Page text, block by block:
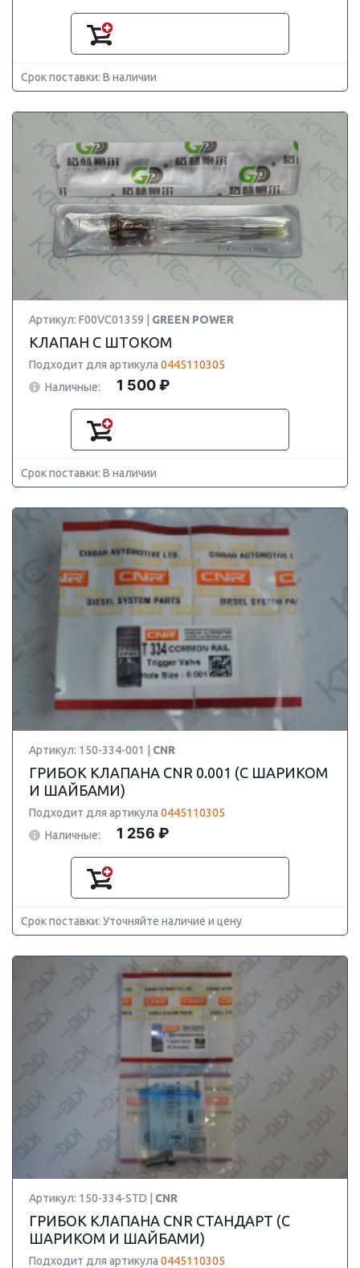
Срок поставки: В наличии
Артикул: F00VC01359 | GREEN POWER
КЛАПАН С ШТОКОМ
Подходит для артикула 0445110305
Наличные:
1 500 ₽
Срок поставки: В наличии
Артикул: 150-334-001 | CNR
ГРИБОК КЛАПАНА CNR 0.001 (С ШАРИКОМ
И ШАЙБАМИ)
Подходит для артикула 0445110305
Наличные:
1 256 ₽
Срок поставки: Уточняйте наличие и цену
Артикул: 150-334-STD | CNR
ГРИБОК КЛАПАНА CNR СТАНДАРТ (С
ШАРИКОМ И ШАЙБАМИ)
Подходит для артикула 0445110305